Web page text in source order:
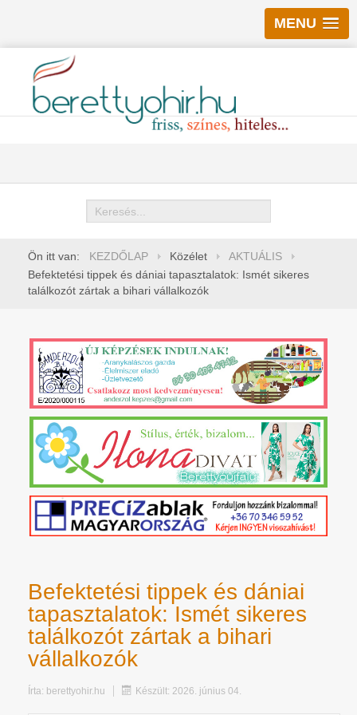
MENU
Keresés
Ön itt van: KEZDŐLAP Közélet
AKTUÁLIS
Befektetési tippek és dániai tapasztalatok: Ismét sikeres
találkozót zártak a bihari vállalkozók
Befektetési tippek és dániai
tapasztalatok: Ismét sikeres
találkozót zártak a bihari
vállalkozók
Írta: berettyohir.hu Készült: 2026. június 04.